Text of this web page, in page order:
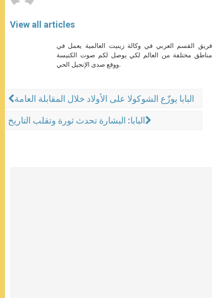
View all articles
فريق القسم العربي في وكالة زينيت العالمية يعمل في
مناطق مختلفة من العالم لكي يوصل لكم صوت الكنيسة
ووقع صدى الإنجيل الحي.
البابا يوزّع الشوكولا على الأولاد خلال المقابلة العامة
البابا: البشارة تحدث ثورة وتقلب التاريخ